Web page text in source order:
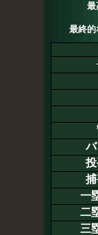
最
最終的
一
二
三